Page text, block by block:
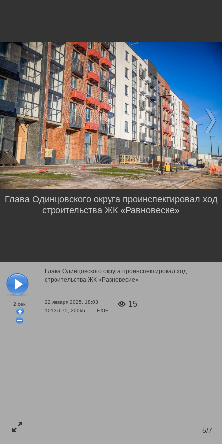
2 сек.
Глава Одинцовского округа проинспектировал ход
строительства ЖК «Равновесие»
22 января 2025, 18:03
1013x675, 200kb
EXIF
15
5/7
Глава Одинцовского округа проинспектировал ход
строительства ЖК «Равновесие»